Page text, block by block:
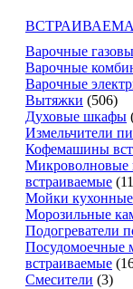
Варочные
Варочные
Варочные
Вытяжки (506)
Духовые шкафы
Измельчители
Кофемашины
встраиваемые
Мойки кухонные
Морозильные
Подогреватели
Посудомоечные
встраиваемые
Смесители (3)